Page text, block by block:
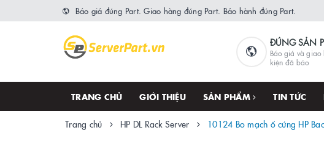
Báo giá đúng Part. Giao hàng đúng Part. Bảo hành đúng Part.
ĐÚNG SẢN
Báo giá và giao
kiện đã báo
TRANG CHỦ GIỚI THIỆU SẢN PHẨM TIN TỨC
Trang chủ HP DL Rack Server 10124 Bo mạch ổ cứng HP